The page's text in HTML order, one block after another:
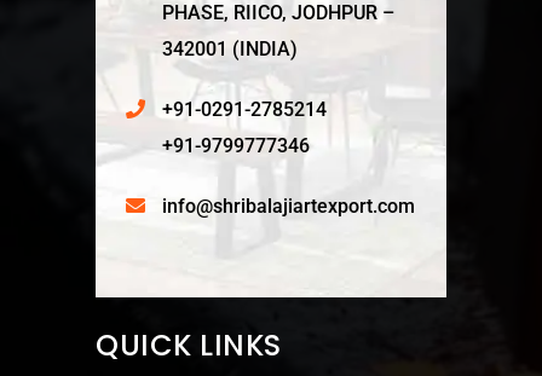
PHASE, RIICO, JODHPUR –
342001 (INDIA)
+91-0291-2785214
+91-9799777346
info@shribalajiartexport.com
QUICK LINKS